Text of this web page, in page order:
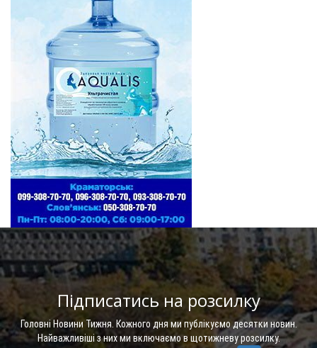
Підписатись на розсилку
Головні Новини Тижня. Кожного дня ми публікуємо десятки новин.
Найважливіші з них ми включаємо в щотижневу розсилку.